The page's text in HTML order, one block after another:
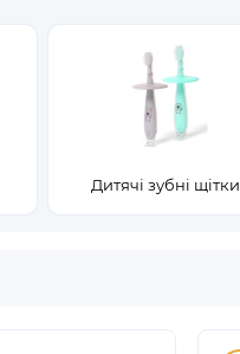
Дитячі зубні щітки